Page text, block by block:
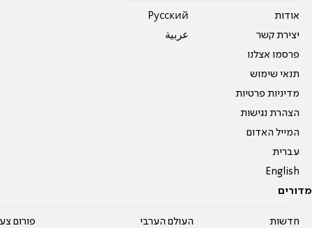
אודות
יצירת קשר
פרסמו אצלנו
תנאי שימוש
מדיניות פרטיות
הצהרת נגישות
המייל האדום
עברית
English
Pусский
عربية
מדורים
חדשות העולם הערבי פורום